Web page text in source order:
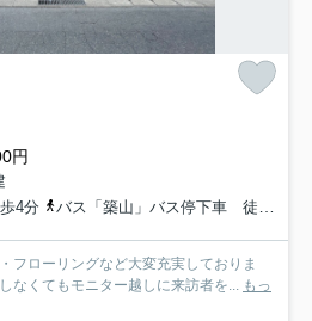
円
4分
バス「築山」バス停下車 徒歩5分
フローリングなど大変充実しておりま
なくてもモニター越しに来訪者を... もっ